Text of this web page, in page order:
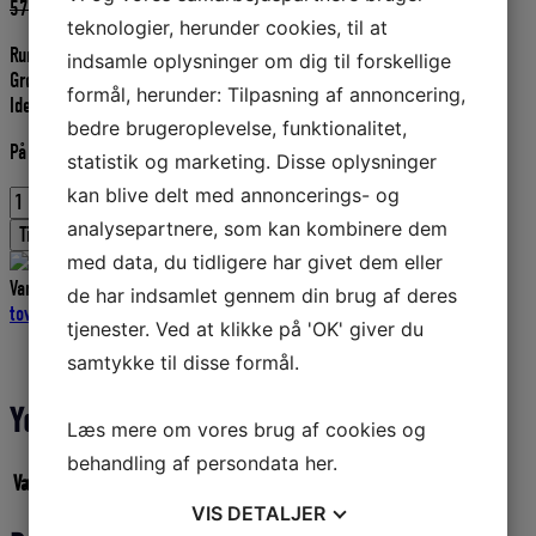
57,50 DKK Den
oprindelige
pris
var:
57,50 DKK.
51,75DKK Den
aktuelle
pris
51,75 DKK.
Rundflettet PP 1,3 mm.
Grøn på 250 grams spole.
Ideel til kalvebånd på kaste ruser.
På lager
Rundflettet
PP
1,3
mm
u/hjerte
Grøn
spole
Tilføj til kurv
Varenummer (SKU):D234063711 Kategorier: Fletliner, Liner og
tovværk
P.P. (Polypropylene) Rundflettet
Yderligere information
Yderligere information
Vægt
teknologier, herunder cookies, til at
indsamle oplysninger om dig til forskellige
formål, herunder: Tilpasning af annoncering,
bedre brugeroplevelse, funktionalitet,
statistik og marketing. Disse oplysninger
kan blive delt med annoncerings- og
analysepartnere, som kan kombinere dem
med data, du tidligere har givet dem eller
de har indsamlet gennem din brug af deres
tjenester. Ved at klikke på 'OK' giver du
samtykke til disse formål.
Læs mere om vores brug af cookies og
behandling af persondata her.
VIS DETALJER